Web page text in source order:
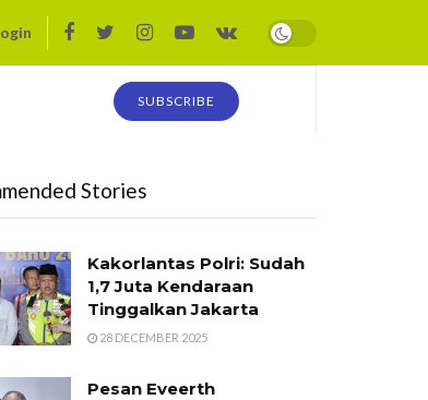
SUBSCRIBE
Stories
Kakorlantas Polri: Sudah
1,7 Juta Kendaraan
Tinggalkan Jakarta
28 DECEMBER 2025
Pesan Eveerth